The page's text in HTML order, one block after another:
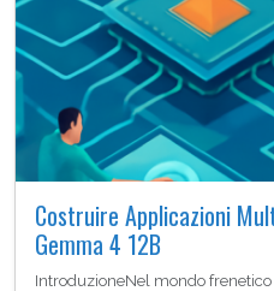
Costruire Applicazioni
Gemma 4 12B
IntroduzioneNel mondo